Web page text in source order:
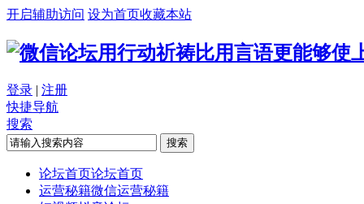
开启辅助访问 设为首页收藏本站
用行动祈祷比用言语更能够使
登录 | 注册
快捷导航
搜索
搜索
论坛首页论坛首页
运营秘籍微信运营秘籍